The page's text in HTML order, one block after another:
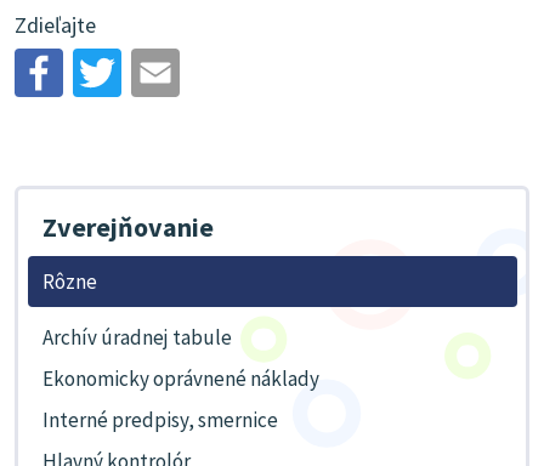
Zdieľajte
Zverejňovanie
Rôzne
Archív úradnej tabule
Ekonomicky oprávnené náklady
Interné predpisy, smernice